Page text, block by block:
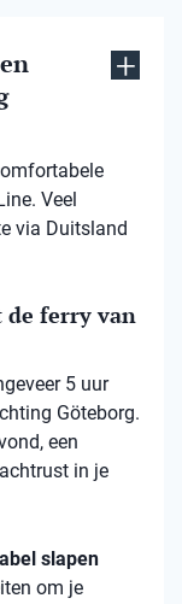
Veel
via Duitsland
de ferry van
5 uur
Göteborg.
een
in je
slapen
om je